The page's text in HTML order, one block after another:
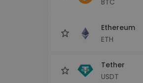
Ethereum
ETH
Tether
USDT